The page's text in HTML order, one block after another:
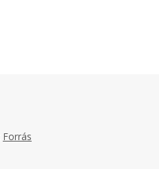
Forrás